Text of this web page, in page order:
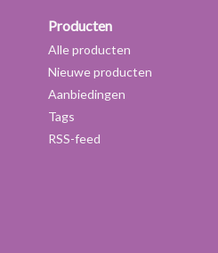
Producten
Alle producten
Nieuwe producten
Aanbiedingen
Tags
RSS-feed